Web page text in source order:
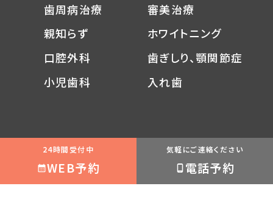
歯周病治療
親知らず
口腔外科
小児歯科
審美治療
ホワイトニング
歯ぎしり、顎関節症
入れ歯
南森町駅から徒歩1分の歯医者【南森町天神橋歯科】
〒530-0041 大阪府大阪市北区天神橋 2丁目5-16
TEL:06-6358-8020
24時間受付中
WEB予約
気軽にご連絡ください
電話予約